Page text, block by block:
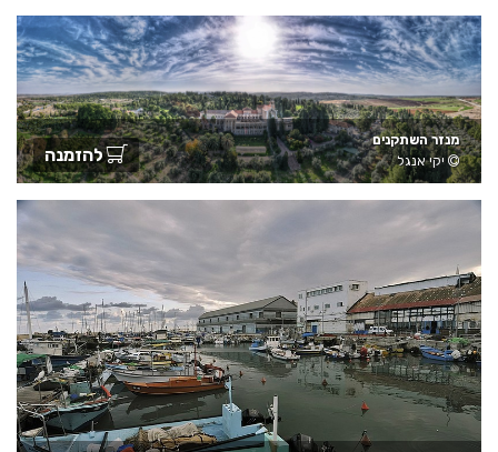
מנזר השתקנים
יקי אנגל
להזמנה